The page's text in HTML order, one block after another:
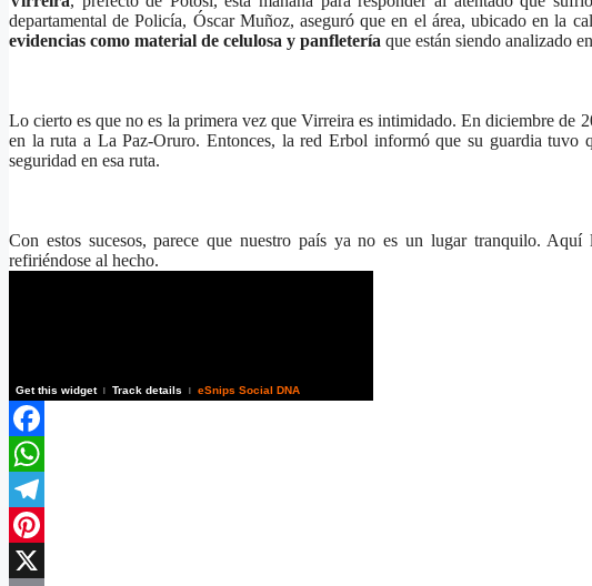
departamental de Policía, Óscar Muñoz, aseguró que en el área, ubicado en la
evidencias como material de celulosa y panfletería que están siendo analizado
Lo cierto es que no es la primera vez que Virreira es intimidado. En diciembre de
en la ruta a La Paz-Oruro. Entonces, la red Erbol informó que su guardia tuvo
seguridad en esa ruta.
Con estos sucesos, parece que nuestro país ya no es un lugar tranquilo.
refiriéndose al hecho.
Get this widget Track details eSnips Social DNA
Facebook
WhatsApp
Telegram
Pinterest